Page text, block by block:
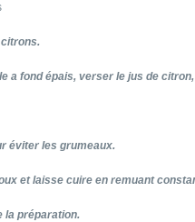
a fond épais, verser le jus de
éviter les grumeaux.
et laisse cuire en remuant
la préparation.